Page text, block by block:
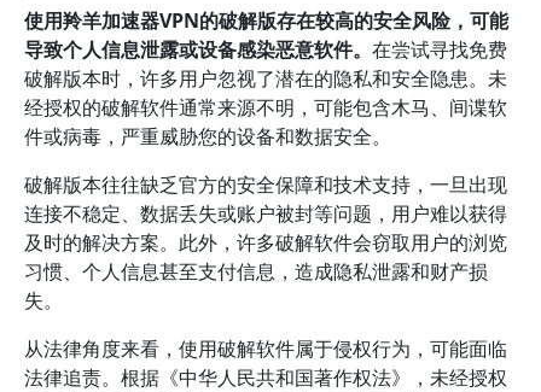
使用羚羊加速器VPN的破解版存在较高的安全风险，可能
导致个人信息泄露或设备感染恶意软件。 在尝试寻找免费
破解版本时，许多用户忽视了潜在的隐私和安全隐患。未
经授权的破解软件通常来源不明，可能包含木马、间谍软
件或病毒，严重威胁您的设备和数据安全。
破解版本往往缺乏官方的安全保障和技术支持，一旦出现
连接不稳定、数据丢失或账户被封等问题，用户难以获得
及时的解决方案。此外，许多破解软件会窃取用户的浏览
习惯、个人信息甚至支付信息，造成隐私泄露和财产损
失。
从法律角度来看，使用破解软件属于侵权行为，可能面临
法律追责。根据《中华人民共和国著作权法》，未经授权